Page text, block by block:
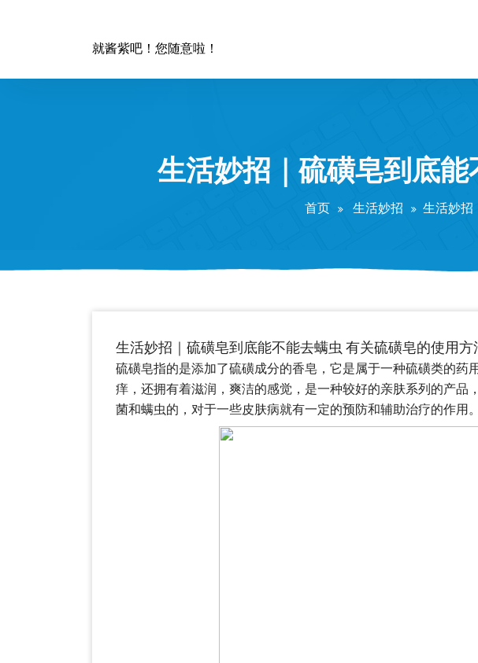
就酱紫吧！您随意啦！
生活妙招｜硫磺皂到底
首页 生活妙招 生活妙招
生活妙招｜硫磺皂到底能不能去螨虫 有关硫磺皂的使用方
硫磺皂指的是添加了硫磺成分的香皂，它是属于一种硫磺类的药
痒，还拥有着滋润，爽洁的感觉，是一种较好的亲肤系列的产品
菌和螨虫的，对于一些皮肤病就有一定的预防和辅助治疗的作用